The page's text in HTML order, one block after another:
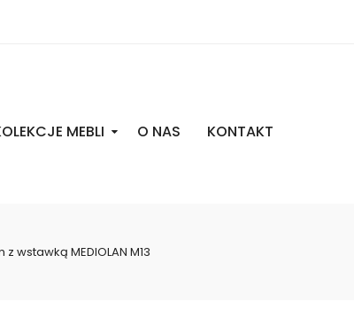
MEBLI O NAS KONTAKT
wstawką MEDIOLAN M13